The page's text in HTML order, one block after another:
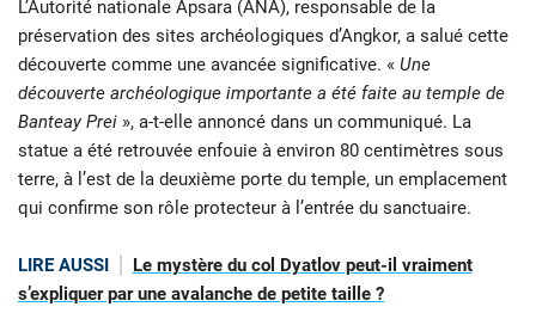
L’Autorité nationale Apsara (ANA), responsable de la
préservation des sites archéologiques d’Angkor, a salué cette
découverte comme une avancée significative. « Une
découverte archéologique importante a été faite au temple de
Banteay Prei », a-t-elle annoncé dans un communiqué. La
statue a été retrouvée enfouie à environ 80 centimètres sous
terre, à l’est de la deuxième porte du temple, un emplacement
qui confirme son rôle protecteur à l’entrée du sanctuaire.
LIRE AUSSI
Le mystère du col Dyatlov peut-il vraiment
s’expliquer par une avalanche de petite taille ?